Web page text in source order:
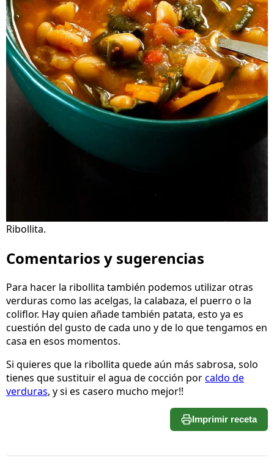
Ribollita.
Comentarios y sugerencias
Para hacer la ribollita también podemos utilizar otras
verduras como las acelgas, la calabaza, el puerro o la
coliflor. Hay quien añade también patata, esto ya es
cuestión del gusto de cada uno y de lo que tengamos en
casa en esos momentos.
Si quieres que la ribollita quede aún más sabrosa, solo
tienes que sustituir el agua de cocción porcaldo de
verduras, y si es casero mucho mejor!!
Imprimir receta